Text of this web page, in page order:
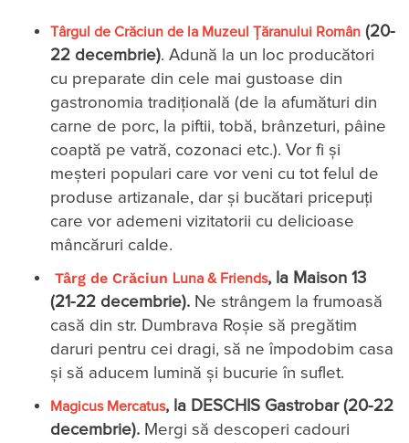
Târgul de Crăciun de la Muzeul Țăranului Român (20-
22 decembrie). Adună la un loc producători
cu preparate din cele mai gustoase din
gastronomia tradițională (de la afumături din
carne de porc, la piftii, tobă, brânzeturi, pâine
coaptă pe vatră, cozonaci etc.). Vor fi și
meșteri populari care vor veni cu tot felul de
produse artizanale, dar și bucătari pricepuți
care vor ademeni vizitatorii cu delicioase
mâncăruri calde.
Târg de Crăciun Luna & Friends, la Maison 13
(21-22 decembrie). Ne strângem la frumoasă
casă din str. Dumbrava Roșie să pregătim
daruri pentru cei dragi, să ne împodobim casa
și să aducem lumină și bucurie în suflet.
Magicus Mercatus, la DESCHIS Gastrobar (20-22
decembrie). Mergi să descoperi cadouri